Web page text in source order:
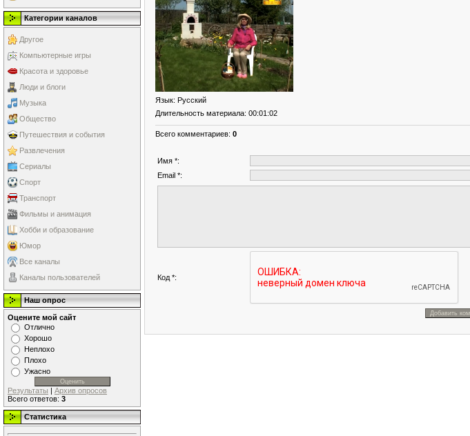
Категории каналов
Другое
Компьютерные игры
Красота и здоровье
Люди и блоги
Музыка
Общество
Путешествия и события
Развлечения
Сериалы
Спорт
Транспорт
Фильмы и анимация
Хобби и образование
Юмор
Все каналы
Каналы пользователей
Наш опрос
Оцените мой сайт
Отлично
Хорошо
Неплохо
Плохо
Ужасно
Результаты | Архив опросов
Всего ответов: 3
Статистика
Язык: Русский
Длительность материала: 00:01:02
Всего комментариев: 0
Имя *:
Email *:
Код *: